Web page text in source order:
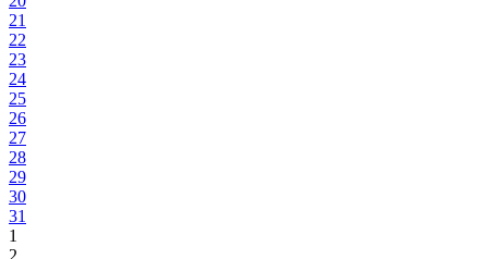
21
22
23
24
25
26
27
28
29
30
31
1